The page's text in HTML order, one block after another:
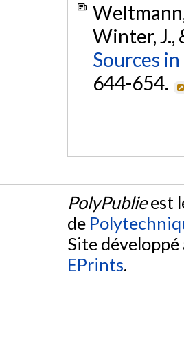
Winter, J.,
Sources
644-654.
PolyPublieest
de
Site
EPrints.